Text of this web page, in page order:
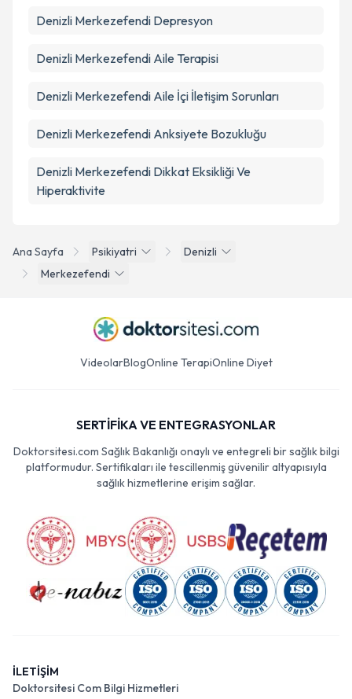
Ana Sayfa Psikiyatri
Denizli
Merkezefendi
Denizli Merkezefendi Depresyon
Denizli Merkezefendi Aile Terapisi
Denizli Merkezefendi Aile İçi İletişim Sorunları
Denizli Merkezefendi Anksiyete Bozukluğu
Denizli Merkezefendi Dikkat Eksikliği Ve
Hiperaktivite
VideolarBlogOnline TerapiOnline Diyet
SERTİFİKA VE ENTEGRASYONLAR
Doktorsitesi.com Sağlık Bakanlığı onaylı ve entegreli bir sağlık bilgi
platformudur. Sertifikaları ile tescillenmiş güvenilir altyapısıyla
sağlık hizmetlerine erişim sağlar.
İLETİŞİM
Doktorsitesi Com Bilgi Hizmetleri